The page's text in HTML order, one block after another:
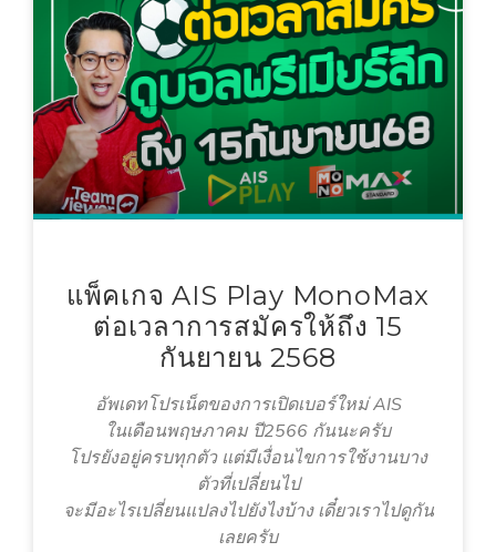
แพ็คเกจ AIS Play MonoMax
ต่อเวลาการสมัครให้ถึง 15
กันยายน 2568
อัพเดทโปรเน็ตของการเปิดเบอร์ใหม่ AIS
ในเดือนพฤษภาคม ปี2566 กันนะครับ
โปรยังอยู่ครบทุกตัว แต่มีเงื่อนไขการใช้งานบาง
ตัวที่เปลี่ยนไป
จะมีอะไรเปลี่ยนแปลงไปยังไงบ้าง เดี๋ยวเราไปดูกัน
เลยครับ